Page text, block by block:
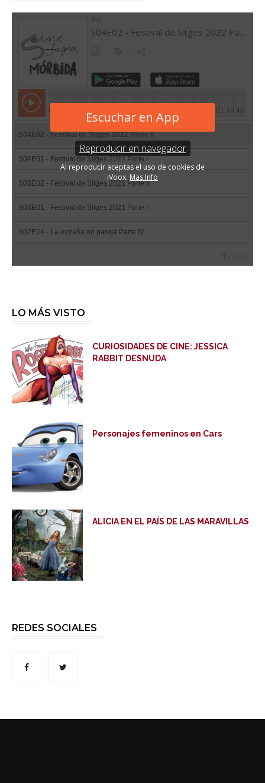
LO MÁS VISTO
CURIOSIDADES DE CINE: JESSICA
RABBIT DESNUDA
Personajes femeninos en Cars
ALICIA EN EL PAÍS DE LAS MARAVILLAS
REDES SOCIALES